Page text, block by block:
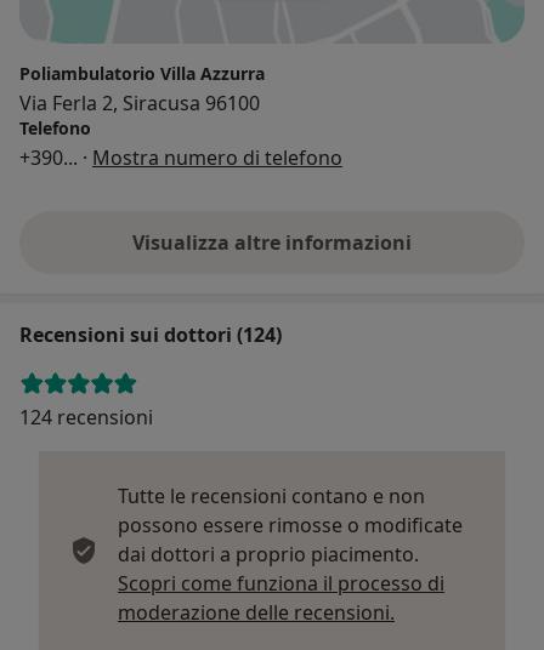
Poliambulatorio Villa Azzurra
Via Ferla 2, Siracusa 96100
Telefono
+390... · Mostra numero di telefono
Visualizza altre informazioni
Recensioni sui dottori (124)
124 recensioni
Tutte le recensioni contano e non
possono essere rimosse o modificate
dai dottori a proprio piacimento.
Scopri come funziona il processo di
moderazione delle recensioni.